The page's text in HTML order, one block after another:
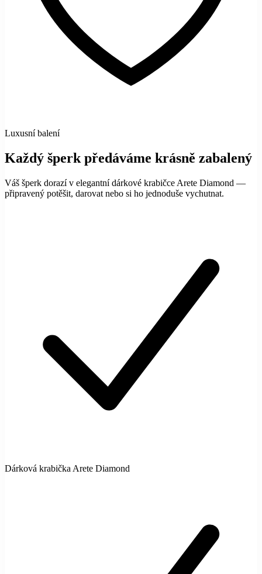
Luxusní balení
Každý šperk předáváme krásně zabalený
Váš šperk dorazí v elegantní dárkové krabičce Arete Diamond —
připravený potěšit, darovat nebo si ho jednoduše vychutnat.
Dárková krabička Arete Diamond